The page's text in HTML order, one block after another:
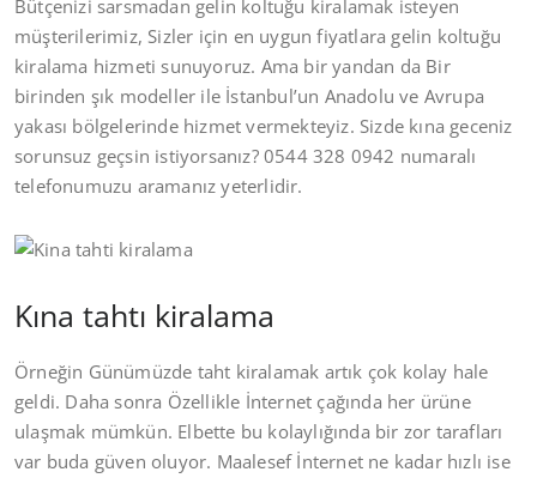
Bütçenizi sarsmadan gelin koltuğu kiralamak isteyen
müşterilerimiz, Sizler için en uygun fiyatlara gelin koltuğu
kiralama hizmeti sunuyoruz. Ama bir yandan da Bir
birinden şık modeller ile İstanbul’un Anadolu ve Avrupa
yakası bölgelerinde hizmet vermekteyiz. Sizde kına geceniz
sorunsuz geçsin istiyorsanız? 0544 328 0942 numaralı
telefonumuzu aramanız yeterlidir.
Kına tahtı kiralama
Örneğin Günümüzde taht kiralamak artık çok kolay hale
geldi. Daha sonra Özellikle İnternet çağında her ürüne
ulaşmak mümkün. Elbette bu kolaylığında bir zor tarafları
var buda güven oluyor. Maalesef İnternet ne kadar hızlı ise